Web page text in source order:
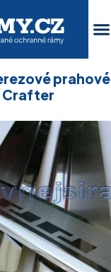
Crafter